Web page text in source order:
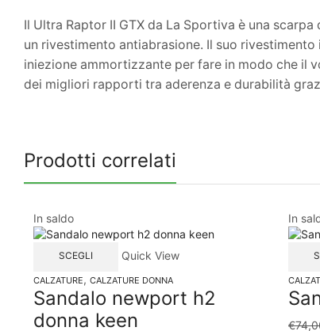
Il Ultra Raptor II GTX da La Sportiva è una
un rivestimento antiabrasione. Il suo
iniezione ammortizzante per fare in modo che il
dei migliori rapporti tra aderenza e durabilità
Prodotti correlati
In saldo
SCEGLI Quick View
CALZATURE, CALZATURE DONNA
Sandalo newport h2
donna keen
In
€